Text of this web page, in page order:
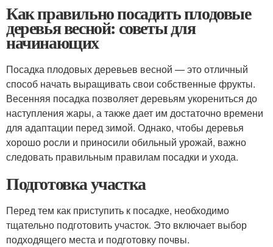
Как правильно посадить плодовые
деревья весной: советы для
начинающих
Посадка плодовых деревьев весной — это отличный
способ начать выращивать свои собственные фрукты.
Весенняя посадка позволяет деревьям укорениться до
наступления жары, а также дает им достаточно времени
для адаптации перед зимой. Однако, чтобы деревья
хорошо росли и приносили обильный урожай, важно
следовать правильным правилам посадки и ухода.
Подготовка участка
Перед тем как приступить к посадке, необходимо
тщательно подготовить участок. Это включает выбор
подходящего места и подготовку почвы.